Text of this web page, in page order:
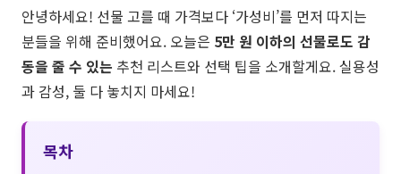
안녕하세요! 선물 고를 때 가격보다 ‘가성비’를 먼저 따지는
분들을 위해 준비했어요. 오늘은 5만 원 이하의 선물로도 감
동을 줄 수 있는 추천 리스트와 선택 팁을 소개할게요. 실용성
과 감성, 둘 다 놓치지 마세요!
목차